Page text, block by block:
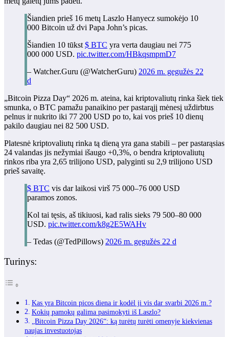
Šiandien prieš 16 metų Laszlo Hanyecz sumokėjo 10
000 Bitcoin už dvi Papa John’s picas.
Šiandien 10 tūkst $ BTC yra verta daugiau nei 775
000 000 USD. pic.twitter.com/HBkqsmpmD7
– Watcher.Guru (@WatcherGuru) 2026 m. gegužės 22
d
„Bitcoin Pizza Day“ 2026 m. ateina, kai kriptovaliutų rinka šiek tiek
smunka, o BTC pamažu panaikino per pastarąjį mėnesį uždirbtus
pelnus ir nukrito iki 77 200 USD po to, kai vos prieš 10 dienų
pakilo daugiau nei 82 500 USD.
Platesnė kriptovaliutų rinka tą dieną yra gana stabili – per pastarąsias
24 valandas jis nežymiai išaugo +0,3%, o bendra kriptovaliutų
rinkos riba yra 2,65 trilijono USD, palyginti su 2,9 trilijono USD
prieš savaitę.
$ BTC vis dar laikosi virš 75 000–76 000 USD
paramos zonos.
Kol tai tęsis, aš tikiuosi, kad ralis sieks 79 500–80 000
USD. pic.twitter.com/k8g2E5WAHv
– Tedas (@TedPillows) 2026 m. gegužės 22 d
Turinys:
Kas yra Bitcoin picos diena ir kodėl ji vis dar svarbi 2026 m.?
Kokių pamokų galima pasimokyti iš Laszlo?
„Bitcoin Pizza Day 2026“: ką turėtų turėti omenyje kiekvienas
naujas investuotojas